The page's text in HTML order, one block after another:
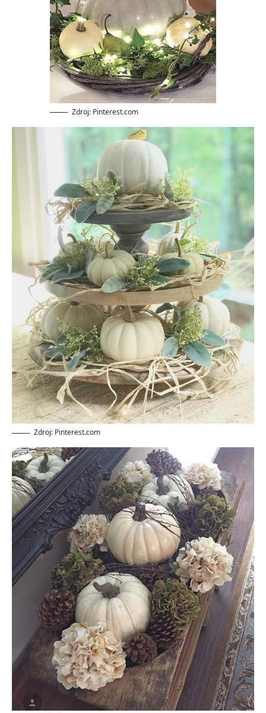
Zdroj: Pinterest.com
Zdroj: Pinterest.com